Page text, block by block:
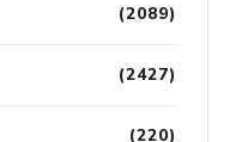
(2089)
(2427)
(220)